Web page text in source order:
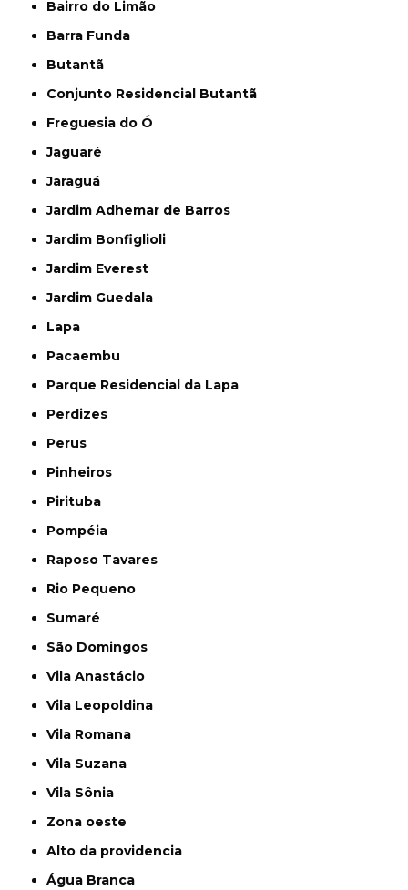
Bairro do Limão
Barra Funda
Butantã
Conjunto Residencial Butantã
Freguesia do Ó
Jaguaré
Jaraguá
Jardim Adhemar de Barros
Jardim Bonfiglioli
Jardim Everest
Jardim Guedala
Lapa
Pacaembu
Parque Residencial da Lapa
Perdizes
Perus
Pinheiros
Pirituba
Pompéia
Raposo Tavares
Rio Pequeno
Sumaré
São Domingos
Vila Anastácio
Vila Leopoldina
Vila Romana
Vila Suzana
Vila Sônia
Zona oeste
alto da providencia
Água Branca